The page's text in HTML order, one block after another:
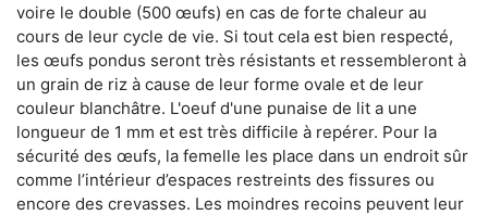
voire le double (500 œufs) en cas de forte chaleur au
cours de leur cycle de vie. Si tout cela est bien respecté,
les œufs pondus seront très résistants et ressembleront à
un grain de riz à cause de leur forme ovale et de leur
couleur blanchâtre. L'oeuf d'une punaise de lit a une
longueur de 1 mm et est très difficile à repérer. Pour la
sécurité des œufs, la femelle les place dans un endroit sûr
comme l’intérieur d’espaces restreints des fissures ou
encore des crevasses. Les moindres recoins peuvent leur